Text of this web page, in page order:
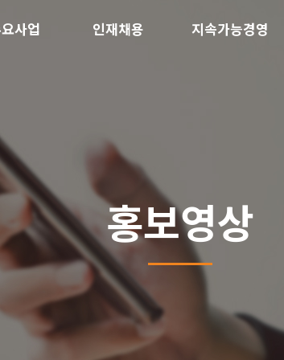
사업 인재채용 지속가능경영
홍보영상